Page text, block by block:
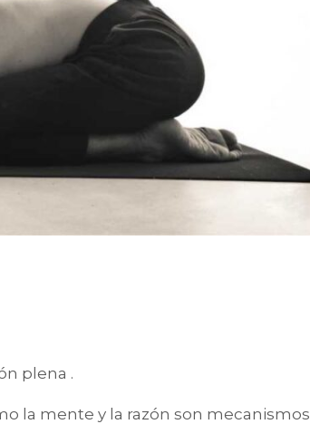
plena .
la mente y la razón son mecanismos